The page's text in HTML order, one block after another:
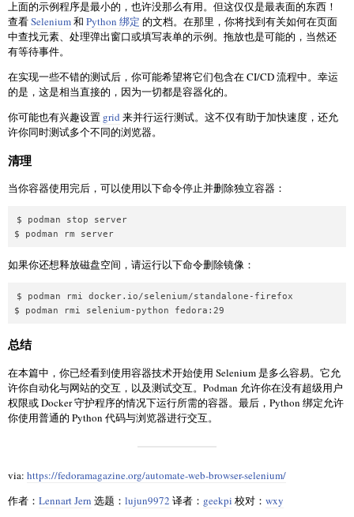
上面的示例程序是最小的，也许没那么有用。但这仅仅是最表面的东西！
查看Selenium和 Python 绑定 的文档。在那里，你将找到有关如何在页面
中查找元素、处理弹出窗口或填写表单的示例。拖放也是可能的，当然还
有等待事件。
在实现一些不错的测试后，你可能希望将它们包含在 CI/CD 流程中。幸运
的是，这是相当直接的，因为一切都是容器化的。
你可能也有兴趣设置 grid 来并行运行测试。这不仅有助于加快速度，还允
许你同时测试多个不同的浏览器。
清理
当你容器使用完后，可以使用以下命令停止并删除独立容器：
$ podman stop server
$ podman rm server
如果你还想释放磁盘空间，请运行以下命令删除镜像：
$ podman rmi docker.io/selenium/standalone-firefox
$ podman rmi selenium-python fedora:29
总结
在本篇中，你已经看到使用容器技术开始使用 Selenium 是多么容易。它允
许你自动化与网站的交互，以及测试交互。Podman 允许你在没有超级用户
权限或 Docker 守护程序的情况下运行所需的容器。最后，Python 绑定允许
你使用普通的 Python 代码与浏览器进行交互。
via: https://fedoramagazine.org/automate-web-browser-selenium/
作者： Lennart Jern 选题： lujun9972 译者： geekpi 校对： wxy